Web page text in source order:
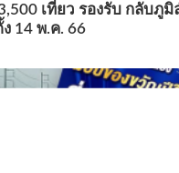
เที่ยว รองรับ กลับภูมิ
14 พ.ค. 66